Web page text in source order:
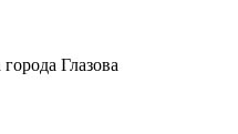
Глазова